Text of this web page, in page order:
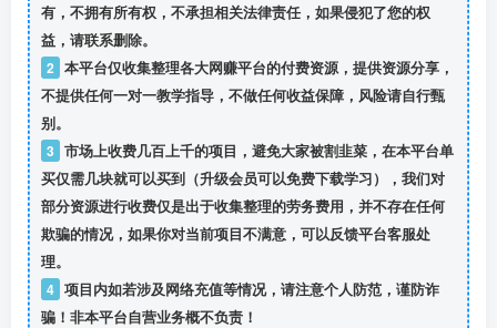
有，不拥有所有权，不承担相关法律责任，如果侵犯了您的权
益，请联系删除。
2 本平台仅收集整理各大网赚平台的付费资源，提供资源分享，
不提供任何一对一教学指导，不做任何收益保障，风险请自行甄
别。
3 市场上收费几百上千的项目，避免大家被割韭菜，在本平台单
买仅需几块就可以买到（升级会员可以免费下载学习），我们对
部分资源进行收费仅是出于收集整理的劳务费用，并不存在任何
欺骗的情况，如果你对当前项目不满意，可以反馈平台客服处
理。
4 项目内如若涉及网络充值等情况，请注意个人防范，谨防诈
骗！非本平台自营业务概不负责！